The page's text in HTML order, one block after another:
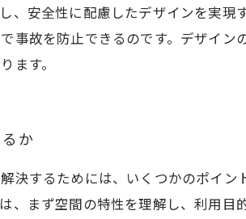
、安全性に配慮したデザインを実
事故を防止できるのです。デザイ
ます。
か
決するためには、いくつかのポイ
、まず空間の特性を理解し、利用